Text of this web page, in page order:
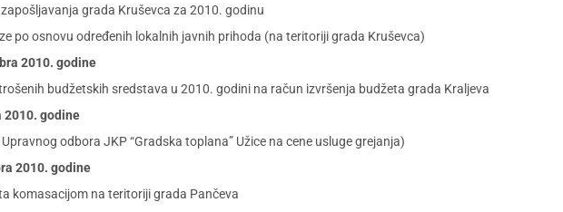
grada Kruševca za 2010. godinu
po osnovu određenih lokalnih javnih prihoda (na teritoriji grada Kruševca)
2010. godine
budžetskih sredstava u 2010. godini na račun izvršenja budžeta grada Kraljeva
2010. godine
odbora JKP “Gradska toplana” Užice na cene usluge grejanja)
2010. godine
komasacijom na teritoriji grada Pančeva